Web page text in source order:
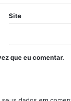
Site
que eu comentar.